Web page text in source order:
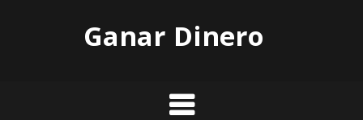
Ganar Dinero